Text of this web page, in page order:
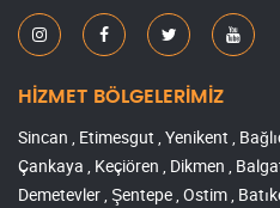
HİZMET BÖLGELERİMİZ
Sincan , Etimesgut , Yenikent ,
Çankaya , Keçiören , Dikmen ,
Demetevler , Şentepe , Ostim ,